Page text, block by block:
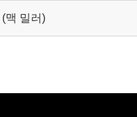
(맥 밀러)